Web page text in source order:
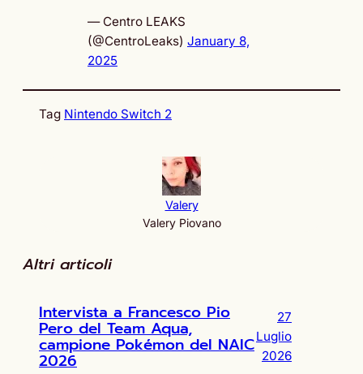
— Centro LEAKS
(@CentroLeaks) January 8,
2025
Tag Nintendo Switch 2
Valery
Valery Piovano
Altri articoli
Intervista a Francesco Pio
Pero del Team Aqua,
campione Pokémon del NAIC
2026
27
Luglio
2026